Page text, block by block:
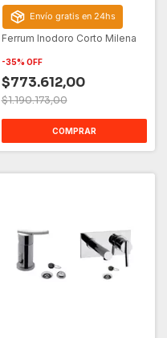
Envío gratis en 24hs
Ferrum Inodoro Corto Milena
-35% OFF
$773.612,00
$1.190.173,00
COMPRAR